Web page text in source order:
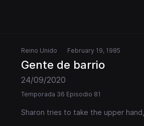
Reino Unido February 19, 1985
Gente de barrio
24/09/2020
Temporada 36 Episodio 81
Sharon tries to take the upper